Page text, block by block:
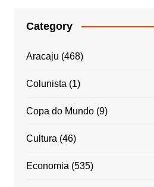
Category
Aracaju (468)
Colunista (1)
Copa do Mundo(9)
Cultura (46)
Economia (535)